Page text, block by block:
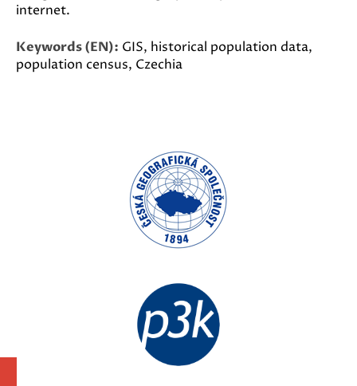
internet.
Keywords (EN): GIS, historical population data,
population census, Czechia